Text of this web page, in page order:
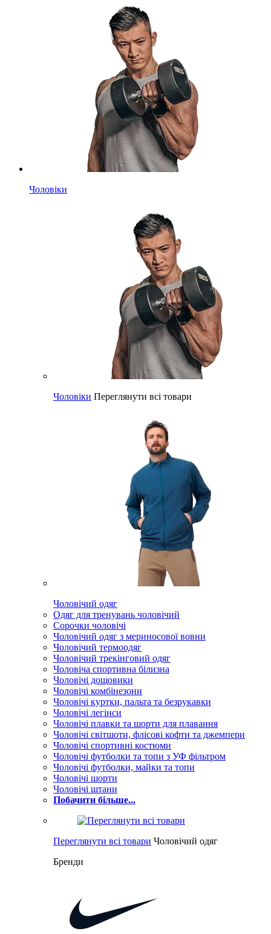
Чоловіки
Чоловіки Переглянути всі товари
Чоловічий одяг
Одяг для тренувань чоловічий
Сорочки чоловічі
Чоловічий одяг з мериносової вовни
Чоловічий термоодяг
Чоловічий трекінговий одяг
Чоловіча спортивна білизна
Чоловічі дощовики
Чоловічі комбінезони
Чоловічі куртки, пальта та безрукавки
Чоловічі легінси
Чоловічі плавки та шорти для плавання
Чоловічі світшоти, флісові кофти та джемпери
Чоловічі спортивні костюми
Чоловічі футболки та топи з УФ фільтром
Чоловічі футболки, майки та топи
Чоловічі шорти
Чоловічі штани
Побачити більше...
Переглянути всі товари Чоловічий одяг
Бренди